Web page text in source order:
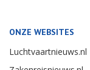
ONZE WEBSITES
Luchtvaartnieuws.nl